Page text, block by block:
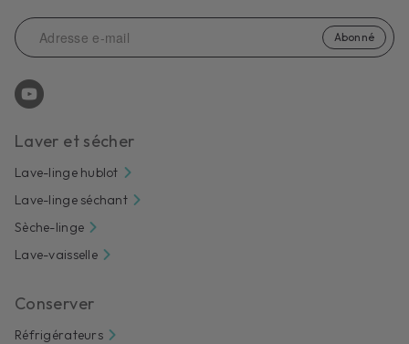
Abonné
Laver et sécher
Lave-linge hublot
Lave-linge séchant
Sèche-linge
Lave-vaisselle
Conserver
Réfrigérateurs